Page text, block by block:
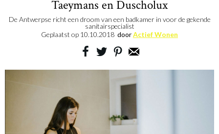
Taeymans en Duscholux
De Antwerpse richt een droom van een badkamer in voor de gekende
sanitairspecialist
Geplaatst op 10.10.2018 doorActief Wonen